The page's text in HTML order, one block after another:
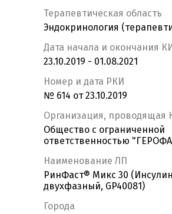
Терапевтическая область
Эндокринология
Дата начала и окончания КИ
23.10.2019 - 01.08.2021
Номер и дата РКИ
№ 614 от 23.10.2019
Организация, проводящая
Общество с ограниченной
ответственностью
Наименование ЛП
РинФаст® Микс 30
двухфазный, GP40081)
Города